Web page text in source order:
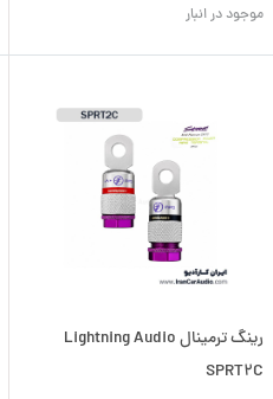
موجود در انبار
رینگ ترمینال Lightning Audio
SPRT2C